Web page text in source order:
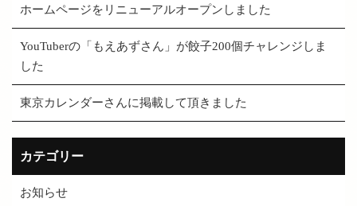
ホームページをリニューアルオープンしました
YouTuberの「もえあずさん」が餃子200個チャレンジしま
した
東京カレンダーさんに掲載して頂きました
カテゴリー
お知らせ